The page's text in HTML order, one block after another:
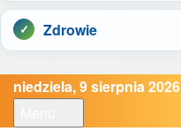
Zdrowie
niedziela, 9 sierpnia 2026